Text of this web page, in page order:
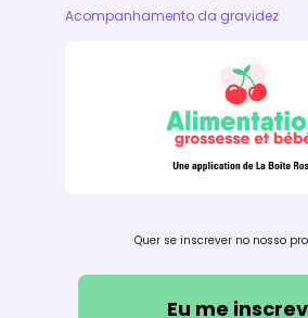
Acompanhamento da gravidez
Quer se inscrever no nosso
Eu me